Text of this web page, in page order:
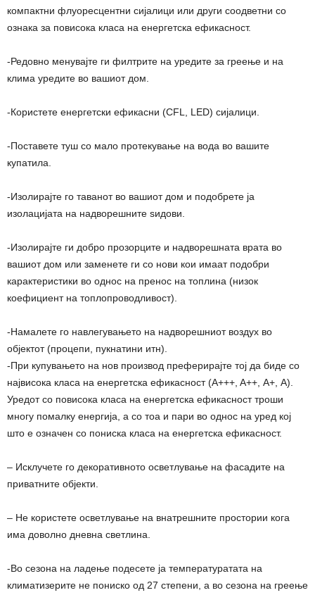
компактни флуoресцентни сијалици или други соодветни со
ознака за повисока класа на енергетска ефикасност.
-Редовно менувајте ги филтрите на уредите за греење и на
клима уредите во вашиот дом.
-Користете енергетски ефикасни (CFL, LED) сијалици.
-Поставете туш со малo протекување на вода во вашите
купатила.
-Изолирајте го таванот во вашиот дом и подобрете ја
изолацијата на надворешните ѕидови.
-Изолирајте ги добро прозорците и надворешната врата во
вашиот дом или заменете ги со нови кои имаат подобри
карактеристики во однос на пренос на топлина (низок
коефициент на топлопроводливост).
-Намалете го навлегувањето на надворешниот воздух во
објектот (процепи, пукнатини итн).
-При купувањето на нов производ преферирајте тој да биде со
највисока класа на енергетска ефикасност (A+++, A++, А+, А).
Уредот со повисока класа на енергетска ефикасност троши
многу помалку енергија, а со тоа и пари во однос на уред кој
што е означен со пониска класа на енергетска ефикасност.
– Исклучете го декоративното осветлување на фасадите на
приватните објекти.
– Не користете осветлување на внатрешните простории кога
има доволно дневна светлина.
-Во сезона на ладење подесете ја температуратата на
климатизерите не пониско од 27 степени, а во сезона на греење